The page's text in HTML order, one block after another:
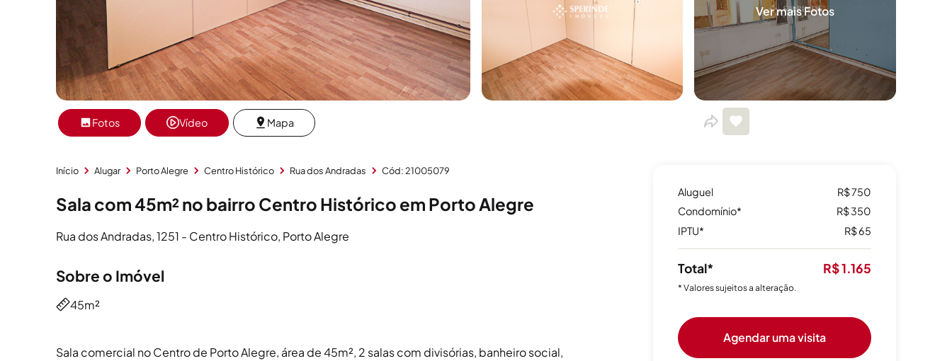
Ver mais Fotos
Fotos Vídeo Mapa
Início Alugar Porto Alegre Centro Histórico Rua dos Andradas Cód: 21005079
Sala com 45m² no bairro Centro Histórico em Porto Alegre
Rua dos Andradas, 1251 - Centro Histórico, Porto Alegre
Sobre o Imóvel
45m²
Sala comercial no Centro de Porto Alegre, área de 45m², 2 salas com divisórias, banheiro social,
Aluguel
R$ 750
Condomínio*
R$ 350
IPTU*
R$ 65
Total* R$ 1.165
* Valores sujeitos a alteração.
Agendar uma visita